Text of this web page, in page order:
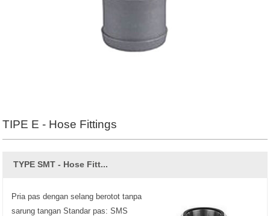
TIPE E - Hose Fittings
TYPE SMT - Hose Fitt...
Pria pas dengan selang berotot tanpa
sarung tangan Standar pas: SMS